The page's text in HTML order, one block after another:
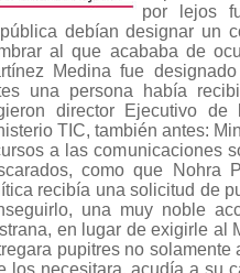
por lejos
debían designar un
al que acababa de
Medina fue
una persona había
director Ejecutivo
TIC, también antes:
a las comunicaciones
como que Nohra
recibía una solicitud de
una muy noble
en lugar de exigirle al
pupitres no
los necesitara, acudía a su